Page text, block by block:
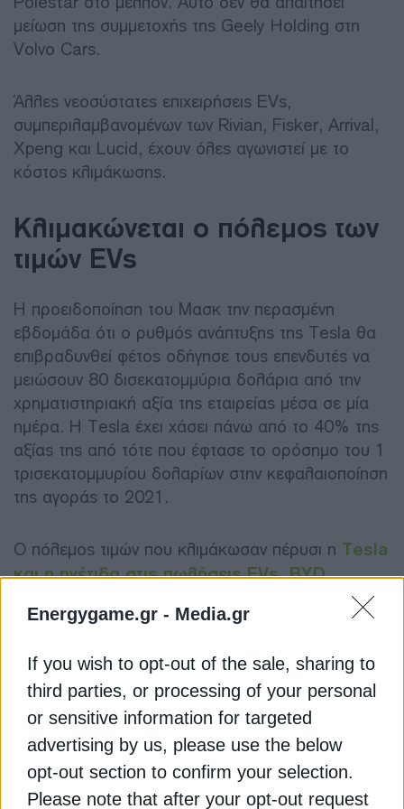
Energygame.gr - Media.gr
If you wish to opt-out of the sale, sharing to
third parties, or processing of your personal
or sensitive information for targeted
advertising by us, please use the below
opt-out section to confirm your selection.
Please note that after your opt-out request
μείωση της συμμετοχής της Geely Holding στη
Volvo Cars.
Άλλες νεοσύστατες επιχειρήσεις EVs,
συμπεριλαμβανομένων των Rivian, Fisker, Arrival,
Xpeng και Lucid, έχουν όλες αγωνιστεί με το
κόστος κλιμάκωσης.
Κλιμακώνεται ο πόλεμος των
τιμών EVs
Η προειδοποίηση του Μασκ την περασμένη
εβδομάδα ότι ο ρυθμός ανάπτυξης της Tesla θα
επιβραδυνθεί φέτος οδήγησε τους επενδυτές να
μειώσουν 80 δισεκατομμύρια δολάρια από την
χρηματιστηριακή αξία της εταιρείας μέσα σε μία
ημέρα. Η Tesla έχει χάσει πάνω από το 40% της
αξίας της από τότε που έφτασε το ορόσημο του 1
τρισεκατομμυρίου δολαρίων στην κεφαλαιοποίηση
της αγοράς το 2021.
Ο πόλεμος τιμών που κλιμάκωσαν πέρυσι η Tesla
και η ηγέτιδα στις πωλήσεις EVs, BYD
ανάγκασε τους πιο αδύναμους αντιπάλους της
βιομηχανίας EVs να επιλέξουν μεταξύ ευρύτερων
Σύμφωνα με το Reuters, η Ford το περασμένο
καλοκαίρι ανέβασε την παραγωγή του F-150
Lightning που έκοψε η Ford, αναμένοντας την
ισχυρή ζήτηση, μόνο και μόνο για να μειώσει
αργότερα την πρόβλεψη παραγωγής του 2024